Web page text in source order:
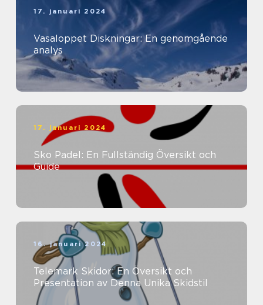
17. januari 2024
Vasaloppet Diskningar: En genomgående
analys
17. januari 2024
Sko Padel: En Fullständig Översikt och
Guide
16. januari 2024
Telemark Skidor: En Översikt och
Presentation av Denna Unika Skidstil